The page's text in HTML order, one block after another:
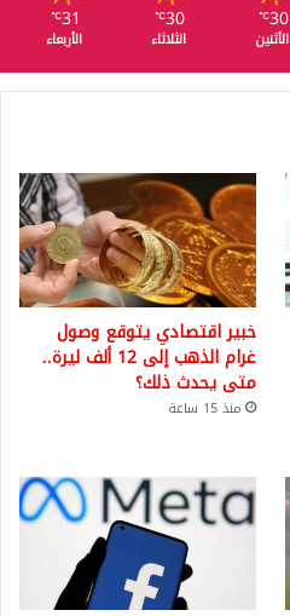
30
℃
الأثنين
30
℃
الثلاثاء
31
℃
الأربعاء
خبير اقتصادي يتوقع وصول
غرام الذهب إلى 12 ألف ليرة..
متى يحدث ذلك؟
منذ 15 ساعة